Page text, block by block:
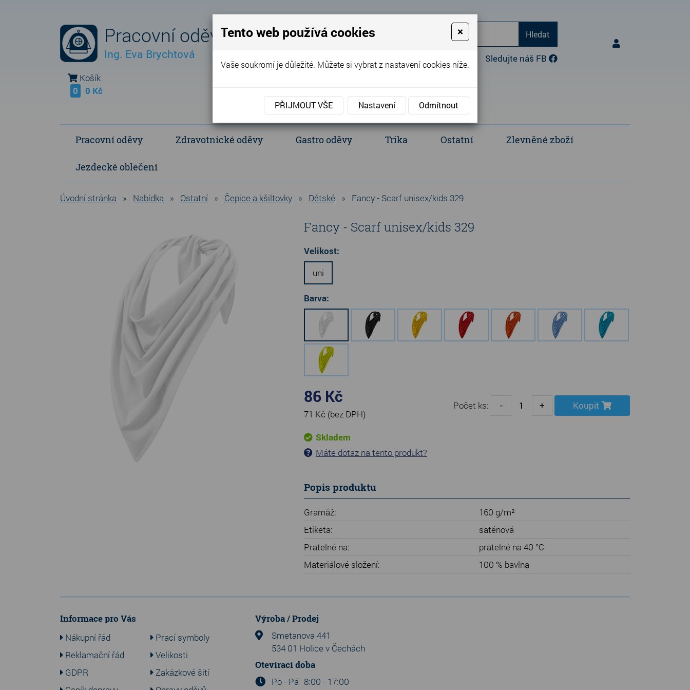
Pracovní oděvy Eva
Ing. Eva Brychtová
Hledat
+420 737 352 016 (Po - Pá 8:00 - 17:00)
Sledujte náš FB
Košík
0
0 Kč
Pracovní oděvy Zdravotnické oděvy Gastro oděvy Trika Ostatní Zlevněné zboží
Jezdecké oblečení
Úvodní stránka » Nabídka » Ostatní » Čepice a kšiltovky » Dětské » Fancy - Scarf unisex/kids 329
Fancy - Scarf unisex/kids 329
Velikost:
uni
Barva:
86 Kč
71 Kč (bez DPH)
Počet ks: - + Koupit
Skladem
Máte dotaz na tento produkt?
Popis produktu
Gramáž:
160 g/m²
Etiketa:
saténová
Pratelné na:
pratelné na 40 °C
Materiálové složení:
100 % bavlna
Informace pro Vás
Nákupní řád
Reklamační řád
GDPR
Prací symboly
Velikosti
Zakázkové šití
Výroba / Prodej
Smetanova 441
534 01 Holice v Čechách
Otevírací doba
Po - Pá 8:00 - 17:00
Tento web používá cookies ×
Vaše soukromí je důležité. Můžete si vybrat z nastavení cookies níže.
PŘIJMOUT VŠE Nastavení Odmítnout